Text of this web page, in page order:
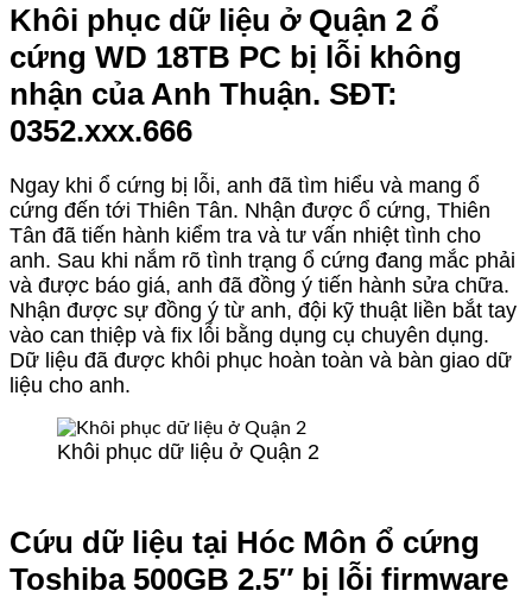
Khôi phục dữ liệu ở Quận 2 ổ
cứng WD 18TB PC bị lỗi không
nhận của Anh Thuận. SĐT:
0352.xxx.666
Ngay khi ổ cứng bị lỗi, anh đã tìm hiểu và mang ổ
cứng đến tới Thiên Tân. Nhận được ổ cứng, Thiên
Tân đã tiến hành kiểm tra và tư vấn nhiệt tình cho
anh. Sau khi nắm rõ tình trạng ổ cứng đang mắc phải
và được báo giá, anh đã đồng ý tiến hành sửa chữa.
Nhận được sự đồng ý từ anh, đội kỹ thuật liền bắt tay
vào can thiệp và fix lỗi bằng dụng cụ chuyên dụng.
Dữ liệu đã được khôi phục hoàn toàn và bàn giao dữ
liệu cho anh.
Khôi phục dữ liệu ở Quận 2
Cứu dữ liệu tại Hóc Môn ổ cứng
Toshiba 500GB 2.5″ bị lỗi firmware